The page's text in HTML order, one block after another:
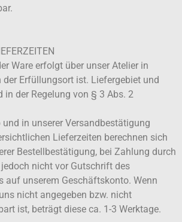
Ware erfolgt über unser Atelier in
der Erfüllungsort ist. Liefergebiet und
in der Regelung von § 3 Abs. 2
in unserer Versandbestätigung
Lieferzeiten berechnen sich
Bestellbestätigung, bei Zahlung durch
nicht vor Gutschrift des
auf unserem Geschäftskonto. Wenn
nicht angegeben bzw. nicht
ist, beträgt diese ca. 1-3 Werktage.